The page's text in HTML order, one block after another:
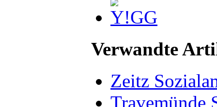
Verwandte
Zeitz
Travemünde